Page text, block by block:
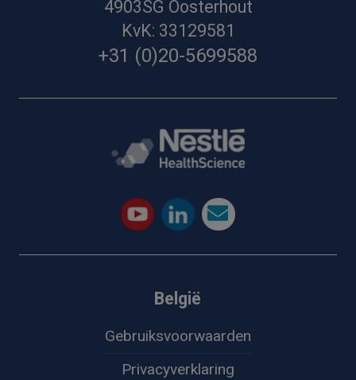
4903SG Oosterhout
KvK: 33129581
+31 (0)20-5699588
België
Gebruiksvoorwaarden
Privacyverklaring